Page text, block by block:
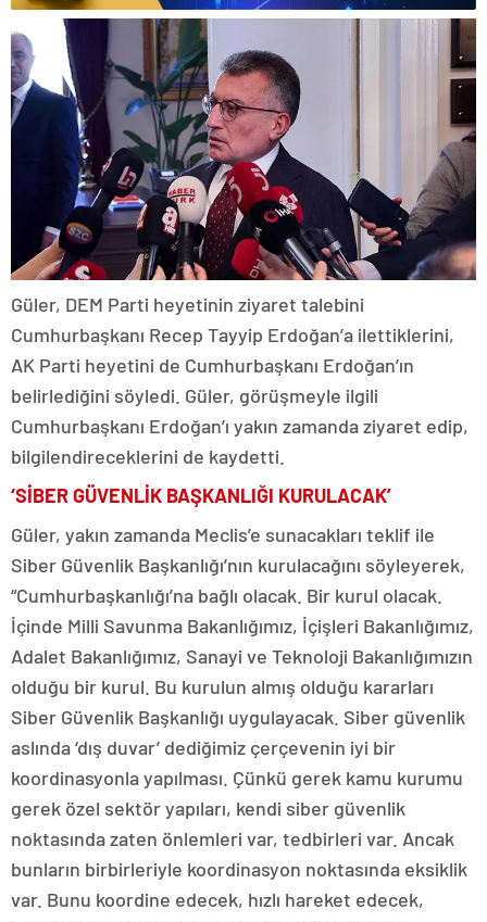
Güler, DEM Parti heyetinin ziyaret talebini
Cumhurbaşkanı Recep Tayyip Erdoğan’a ilettiklerini,
AK Parti heyetini de Cumhurbaşkanı Erdoğan’ın
belirlediğini söyledi. Güler, görüşmeyle ilgili
Cumhurbaşkanı Erdoğan’ı yakın zamanda ziyaret edip,
bilgilendireceklerini de kaydetti.
‘SİBER GÜVENLİK BAŞKANLIĞI KURULACAK’
Güler, yakın zamanda Meclis’e sunacakları teklif ile
Siber Güvenlik Başkanlığı’nın kurulacağını söyleyerek,
“Cumhurbaşkanlığı’na bağlı olacak. Bir kurul olacak.
İçinde Milli Savunma Bakanlığımız, İçişleri Bakanlığımız,
Adalet Bakanlığımız, Sanayi ve Teknoloji Bakanlığımızın
olduğu bir kurul. Bu kurulun almış olduğu kararları
Siber Güvenlik Başkanlığı uygulayacak. Siber güvenlik
aslında ‘dış duvar’ dediğimiz çerçevenin iyi bir
koordinasyonla yapılması. Çünkü gerek kamu kurumu
gerek özel sektör yapıları, kendi siber güvenlik
noktasında zaten önlemleri var, tedbirleri var. Ancak
bunların birbirleriyle koordinasyon noktasında eksiklik
var. Bunu koordine edecek, hızlı hareket edecek,